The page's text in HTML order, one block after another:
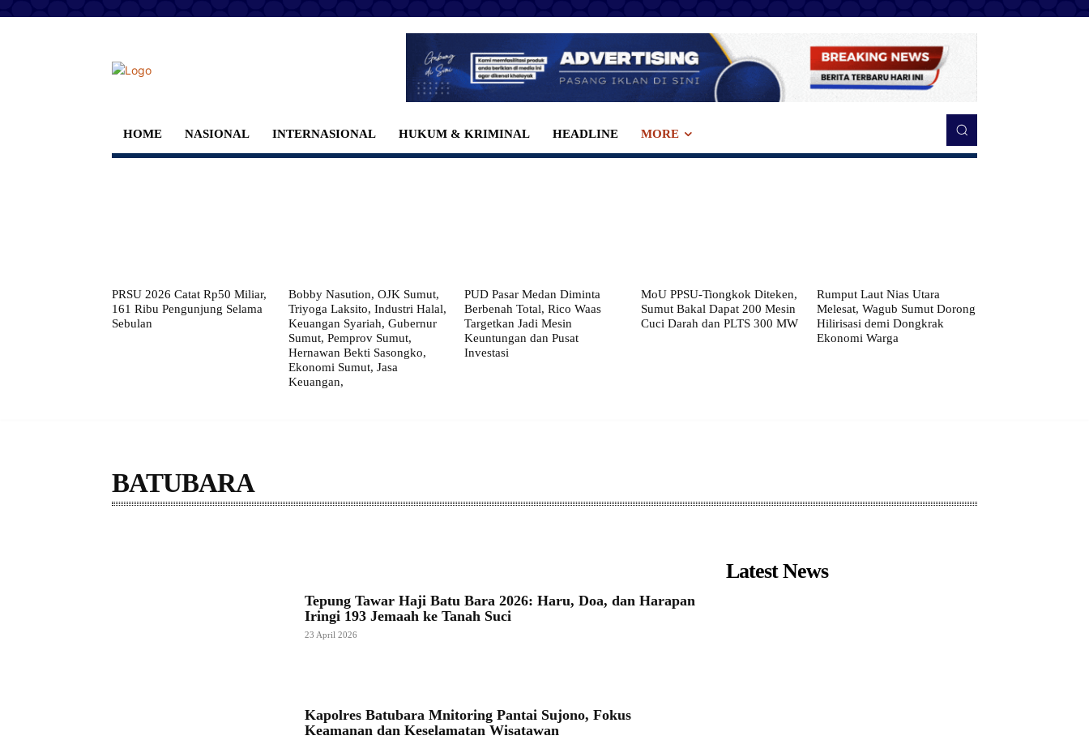
HOME NASIONAL INTERNASIONAL HUKUM & KRIMINAL HEADLINE MORE
PRSU 2026 Catat Rp50 Miliar,
161 Ribu Pengunjung Selama
Sebulan
Bobby Nasution, OJK Sumut,
Triyoga Laksito, Industri Halal,
Keuangan Syariah, Gubernur
Sumut, Pemprov Sumut,
Hernawan Bekti Sasongko,
Ekonomi Sumut, Jasa
Keuangan,
PUD Pasar Medan Diminta
Berbenah Total, Rico Waas
Targetkan Jadi Mesin
Keuntungan dan Pusat
Investasi
MoU PPSU-Tiongkok Diteken,
Sumut Bakal Dapat 200 Mesin
Cuci Darah dan PLTS 300 MW
Rumput Laut Nias Utara
Melesat, Wagub Sumut Dorong
Hilirisasi demi Dongkrak
Ekonomi Warga
BATUBARA
Tepung Tawar Haji Batu Bara 2026: Haru, Doa, dan Harapan
Iringi 193 Jemaah ke Tanah Suci
23 April 2026
Kapolres Batubara Mnitoring Pantai Sujono, Fokus
Keamanan dan Keselamatan Wisatawan
Latest News